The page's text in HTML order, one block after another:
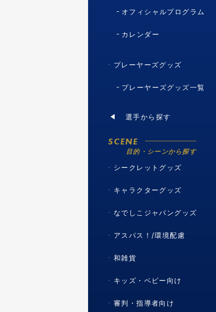
オフィシャルプログラム
カレンダー
プレーヤーズグッズ
プレーヤーズグッズ一覧
選手から探す
SCENE
目的・シーンから探す
シークレットグッズ
キャラクターグッズ
なでしこジャパングッズ
アスパス！/環境配慮
和雑貨
キッズ・ベビー向け
審判・指導者向け